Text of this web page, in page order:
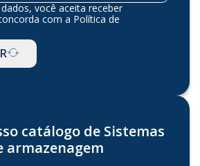
você aceita receber
com a Política de
catálogo de Sistemas
armazenagem